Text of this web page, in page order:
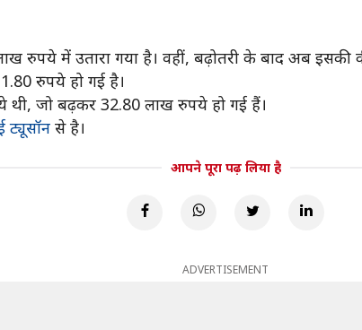
लाख रुपये में उतारा गया है। वहीं, बढ़ोतरी के बाद अब
रुपये हो गई है।
जो बढ़कर 32.80 लाख रुपये हो गई हैं।
ट्यूसॉन से है।
आपने पूरा पढ़ लिया है
ADVERTISEMENT